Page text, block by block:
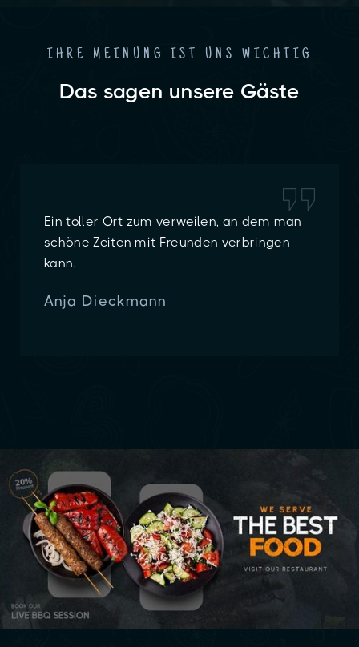
IHRE MEINUNG IST UNS WICHTIG
Das sagen unsere Gäste
Ein toller Ort zum verweilen, an dem man
schöne Zeiten mit Freunden verbringen
kann.
Anja Dieckmann